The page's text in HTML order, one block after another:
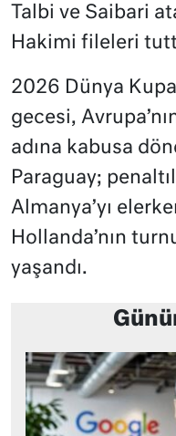
Talbi ve Saibari
Hakimi fileleri
2026 Dünya
gecesi,
adına kabusa
Paraguay;
Almanya’yı
Hollanda’nın
yaşandı.